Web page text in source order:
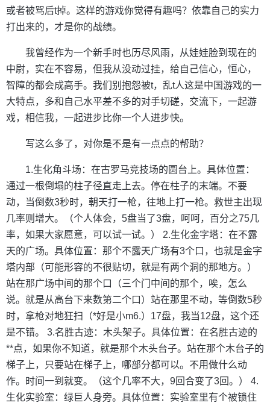
或者被骂后t掉。这样的游戏你觉得有趣吗？依靠自己的实力
打出来的，才是你的战绩。
我曾经作为一个新手时也历尽风雨，从娃娃脸到现在的
中尉，实在不容易，但我从没动过挂，给自己信心，恒心，
智障的都会成高手。我们别抱怨被t，乱t人这是中国游戏的一
大特点，多和自己水平差不多的对手切磋，交流下，一起游
戏，相信我，一起进步比你一个人进步快。
写这么多了，对你是不是有一点点的帮助？
1.生化角斗场：在古罗马竞技场的圆台上。具体位置：
通过一根倒塌的柱子径直走上去。停在柱子的末端。不要
动，当倒数3秒时，朝天打一枪，往地上打一枪。救世主出现
几率则增大。（个人体会，5盘当了3盘，呵呵，百分之75几
率，如果大家愿意，可以试一试。） 2.生化金字塔：在不露
天的广场。具体位置：那个不露天广场有3个口，也就是金字
塔内部（可能形容的不很贴切，就是有两个洞的那地方。）
站在那广场中间的那个口（三个门中间的那个，唉，怎么
说。就是从高台下来数第二个口）站在那里不动，等倒数5秒
时，拿枪对地狂扫（*好是小m6.）17盘，我当12盘，这个还
是不错。 3.名胜古迹：木头架子。具体位置：在名胜古迹的
**点，如果你不知道，就是那个木头台子。站在那个木台子的
梯子上，只要站在梯子上，哪部分都可以。不用做什么动
作。时间一到就变。（这个几率不大，9回合变了3回。） 4.
生化实验室：绿巨人身旁。具体位置：实验室里有个被锁住